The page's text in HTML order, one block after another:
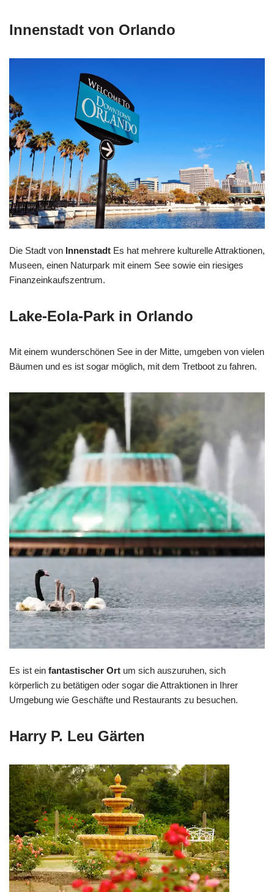
Innenstadt von Orlando
Die Stadt von Innenstadt Es hat mehrere kulturelle Attraktionen,
Museen, einen Naturpark mit einem See sowie ein riesiges
Finanzeinkaufszentrum.
Lake-Eola-Park in Orlando
Mit einem wunderschönen See in der Mitte, umgeben von vielen
Bäumen und es ist sogar möglich, mit dem Tretboot zu fahren.
Es ist ein fantastischer Ort um sich auszuruhen, sich
körperlich zu betätigen oder sogar die Attraktionen in Ihrer
Umgebung wie Geschäfte und Restaurants zu besuchen.
Harry P. Leu Gärten